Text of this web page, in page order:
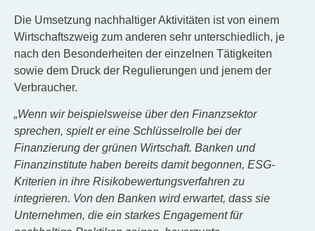
Die Umsetzung nachhaltiger Aktivitäten ist von einem
Wirtschaftszweig zum anderen sehr unterschiedlich, je
nach den Besonderheiten der einzelnen Tätigkeiten
sowie dem Druck der Regulierungen und jenem der
Verbraucher.
„Wenn wir beispielsweise über den Finanzsektor
sprechen, spielt er eine Schlüsselrolle bei der
Finanzierung der grünen Wirtschaft. Banken und
Finanzinstitute haben bereits damit begonnen, ESG-
Kriterien in ihre Risikobewertungsverfahren zu
integrieren. Von den Banken wird erwartet, dass sie
Unternehmen, die ein starkes Engagement für